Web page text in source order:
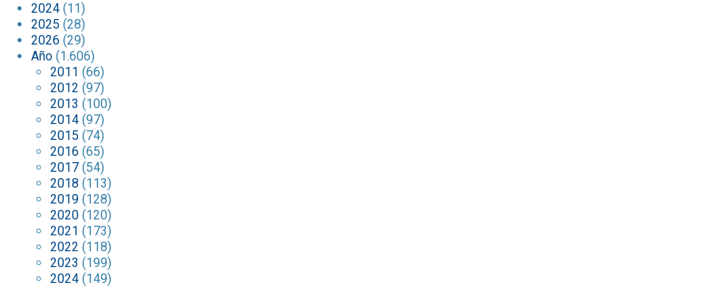
2024 (11)
2025 (28)
2026 (29)
Año (1.606)
2011 (66)
2012 (97)
2013 (100)
2014 (97)
2015 (74)
2016 (65)
2017 (54)
2018 (113)
2019 (128)
2020 (120)
2021 (173)
2022 (118)
2023 (199)
2024 (149)